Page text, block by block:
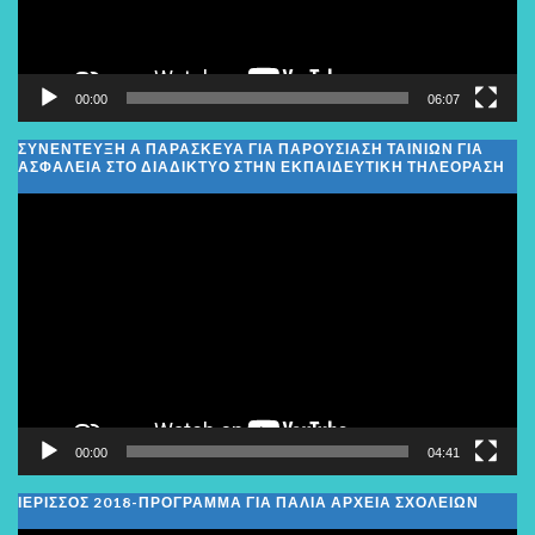
00:00 06:07
ΣΥΝΕΝΤΕΥΞΗ Α ΠΑΡΑΣΚΕΥΑ ΓΙΑ ΠΑΡΟΥΣΙΑΣΗ ΤΑΙΝΙΩΝ ΓΙΑ
ΑΣΦΑΛΕΙΑ ΣΤΟ ΔΙΑΔΙΚΤΥΟ ΣΤΗΝ ΕΚΠΑΙΔΕΥΤΙΚΗ ΤΗΛΕΟΡΑΣΗ
00:00 04:41
ΙΕΡΙΣΣΟΣ 2018-ΠΡΟΓΡΑΜΜΑ ΓΙΑ ΠΑΛΙΑ ΑΡΧΕΙΑ ΣΧΟΛΕΙΩΝ